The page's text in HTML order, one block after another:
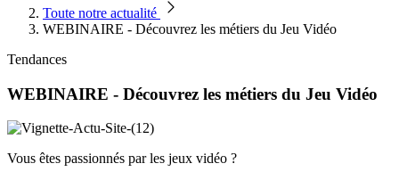
Toute notre actualité
WEBINAIRE - Découvrez les métiers du Jeu Vidéo
Tendances
WEBINAIRE - Découvrez les métiers du Jeu Vidéo
Vous êtes passionnés par les jeux vidéo ?